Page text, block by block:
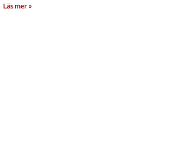
Läs mer »